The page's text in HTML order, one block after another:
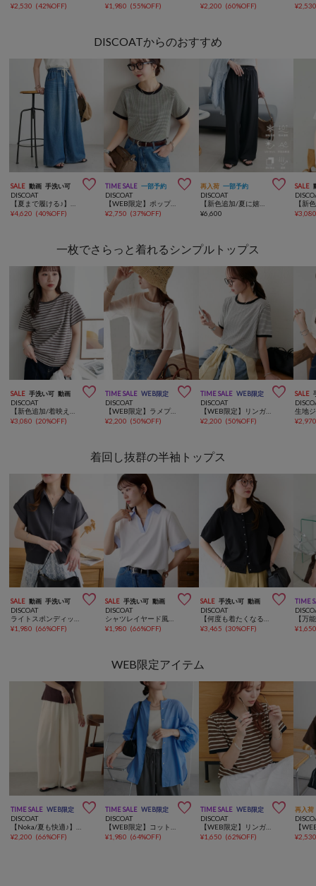
¥2,530 (42%OFF) ¥1,980 (55%OFF) ¥2,200 (60%OFF) ¥
DISCOATからのおすすめ
SALE 動画 手洗い可 
DISCOAT
¥4,620 (40%OFF)
TIME SALE 一部予約 
DISCOAT
¥2,750 (37%OFF)
再入荷 一部予約 
DISCOAT
【新色追加/夏に嬉しい6機能/6サイズ展開】ー3kg見え!多機能とろみイージーパンツ
¥6,600
SALE
¥
一枚でさらっと着れるシンプルトップス
SALE 手洗い可 動画 
DISCOAT
¥3,080 (20%OFF)
TIME SALE WEB限定 
DISCOAT
¥2,200 (50%OFF)
TIME SALE WEB限定 
DISCOAT
【WEB限定】リンガーシアーボーダー半袖Tシャツ
¥2,200 (50%OFF)
SALE
¥
着回し抜群の半袖トップス
SALE 動画 手洗い可 
DISCOAT
¥1,980 (66%OFF)
SALE 手洗い可 動画 
DISCOAT
¥1,980 (66%OFF)
SALE 手洗い可 動画 
DISCOAT
¥3,465 (30%OFF)
TIME
¥
WEB限定アイテム
TIME SALE WEB限定 
DISCOAT
¥2,200 (66%OFF)
TIME SALE WEB限定 
DISCOAT
¥1,980 (64%OFF)
TIME SALE WEB限定 
DISCOAT
【WEB限定】リンガー配色Tシャツ
¥1,650 (62%OFF)
再入荷
¥